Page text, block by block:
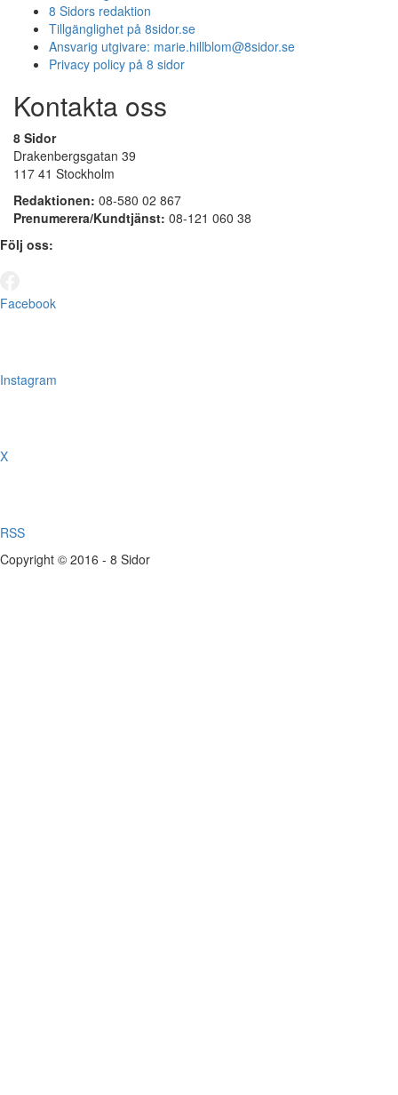
8 Sidors redaktion
Tillgänglighet på 8sidor.se
Ansvarig utgivare: marie.hillblom@8sidor.se
Privacy policy på 8 sidor
Kontakta oss
8 Sidor
Drakenbergsgatan 39
117 41 Stockholm
Redaktionen: 08-580 02 867
Prenumerera/Kundtjänst: 08-121 060 38
Följ oss:
Facebook
Instagram
X
RSS
Copyright © 2016 - 8 Sidor